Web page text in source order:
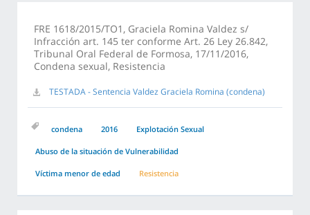
FRE 1618/2015/TO1, Graciela Romina Valdez s/
Infracción art. 145 ter conforme Art. 26 Ley 26.842,
Tribunal Oral Federal de Formosa, 17/11/2016,
Condena sexual, Resistencia
TESTADA - Sentencia Valdez Graciela Romina (condena)
condena 2016 Explotación Sexual
Abuso de la situación de Vulnerabilidad
Víctima menor de edad Resistencia